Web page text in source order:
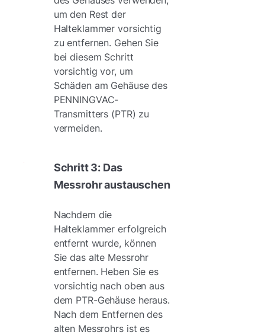
um den Rest der
Halteklammer vorsichtig
zu entfernen. Gehen Sie
bei diesem Schritt
vorsichtig vor, um
Schäden am Gehäuse des
PENNINGVAC-
Transmitters (PTR) zu
vermeiden.
Schritt 3: Das
Messrohr austauschen
Nachdem die
Halteklammer erfolgreich
entfernt wurde, können
Sie das alte Messrohr
entfernen. Heben Sie es
vorsichtig nach oben aus
dem PTR-Gehäuse heraus.
Nach dem Entfernen des
alten Messrohrs ist es